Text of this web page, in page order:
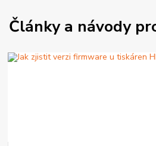
Články a návody